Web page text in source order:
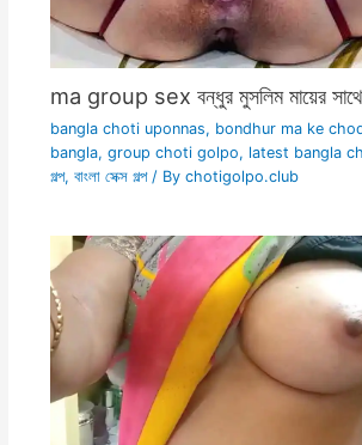
ma group sex বন্ধুর মুসলিম মায়ের সাথে
bangla choti uponnas, bondhur ma ke
bangla, group choti golpo, latest bangla
গল্প, বাংলা সেক্স গল্প/ By chotigolpo.club